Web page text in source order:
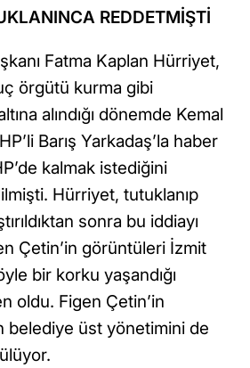
REDDETMİŞTİ
Fatma Kaplan Hürriyet,
örgütü kurma gibi
alındığı dönemde Kemal
Barış Yarkadaş’la haber
kalmak istediğini
Hürriyet, tutuklanıp
sonra bu iddiayı
Çetin’in görüntüleri İzmit
bir korku yaşandığı
oldu. Figen Çetin’in
belediye üst yönetimini de